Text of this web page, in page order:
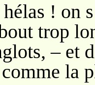
! on
trop
– et
la